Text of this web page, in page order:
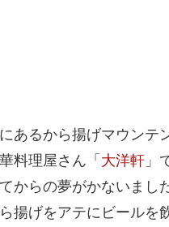
あるから揚げマウンテ
料理屋さん「 大洋軒 」
からの夢がかないまし
揚げをアテにビールを